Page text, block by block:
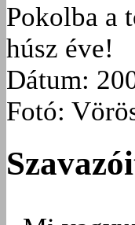
Pokolba a
húsz éve!
Dátum:
Fotó: